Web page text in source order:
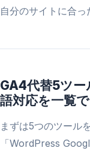
自分のサイトに合っ
GA4代替5ツー
語対応を一覧
まずは5つのツール
「WordPress